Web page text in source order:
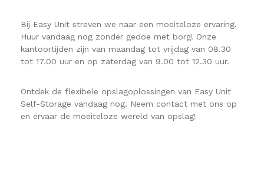
Bij Easy Unit streven we naar een moeiteloze ervaring.
Huur vandaag nog zonder gedoe met borg! Onze
kantoortijden zijn van maandag tot vrijdag van 08.30
tot 17.00 uur en op zaterdag van 9.00 tot 12.30 uur.
Ontdek de flexibele opslagoplossingen van Easy Unit
Self-Storage vandaag nog. Neem contact met ons op
en ervaar de moeiteloze wereld van opslag!